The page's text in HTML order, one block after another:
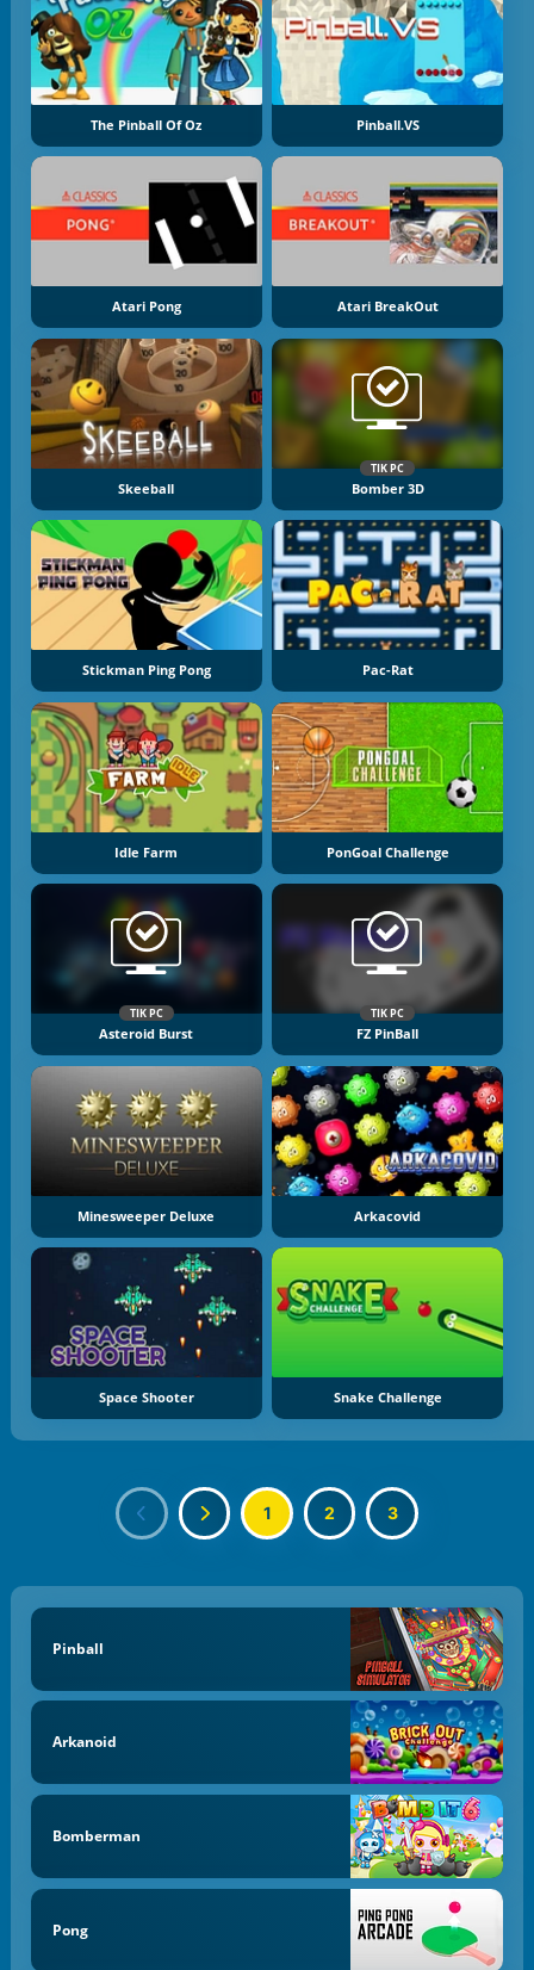
The Pinball Of Oz Pinball.VS
Atari Pong Atari BreakOut
Skeeball
TIK PC
Bomber 3D
Stickman Ping Pong Pac-Rat
Idle Farm PonGoal Challenge
TIK PC
Asteroid Burst
TIK PC
FZ PinBall
Minesweeper Deluxe Arkacovid
Space Shooter Snake Challenge
1 2 3
Pinball
Arkanoid
Bomberman
Pong